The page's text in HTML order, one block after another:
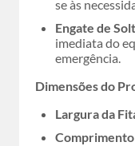
se às
Engate de
imediata do
emergência.
Dimensões do
Largura da